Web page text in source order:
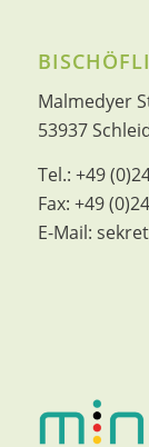
Malmedyer
53937
Tel.: +49
Fax: +49
E-Mail: